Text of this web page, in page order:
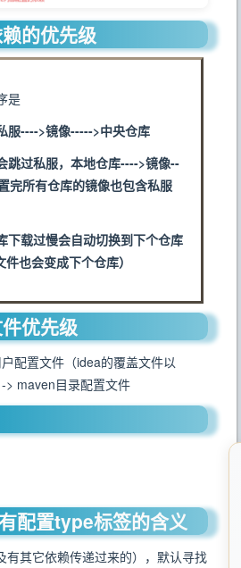
的优先级
是
服---->镜像----->中央仓库
跳过私服，本地仓库---->镜像--
完所有仓库的镜像也包含私服
下载过慢会自动切换到下个仓库
也会变成下个仓库）
优先级
配置文件（idea的覆盖文件以
> maven目录配置文件
配置type标签的含义
有其它依赖传递过来的），默认寻找